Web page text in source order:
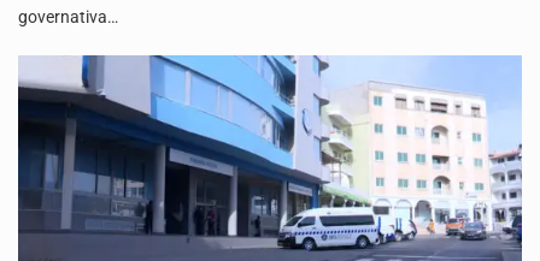
governativa…